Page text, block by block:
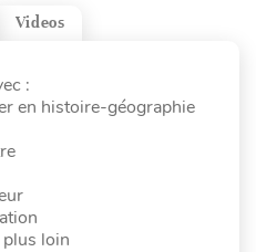
Videos
:
en histoire-géographie
loin